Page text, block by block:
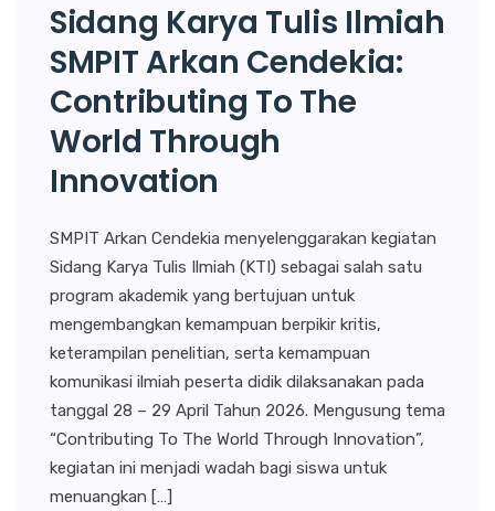
Sidang Karya Tulis Ilmiah
SMPIT Arkan Cendekia:
Contributing To The
World Through
Innovation
SMPIT Arkan Cendekia menyelenggarakan kegiatan
Sidang Karya Tulis Ilmiah (KTI) sebagai salah satu
program akademik yang bertujuan untuk
mengembangkan kemampuan berpikir kritis,
keterampilan penelitian, serta kemampuan
komunikasi ilmiah peserta didik dilaksanakan pada
tanggal 28 – 29 April Tahun 2026. Mengusung tema
“Contributing To The World Through Innovation”,
kegiatan ini menjadi wadah bagi siswa untuk
menuangkan […]